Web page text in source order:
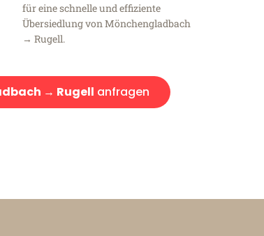
für eine schnelle und effiziente
Übersiedlung von Mönchengladbach
→ Rugell.
→ Rugell anfragen